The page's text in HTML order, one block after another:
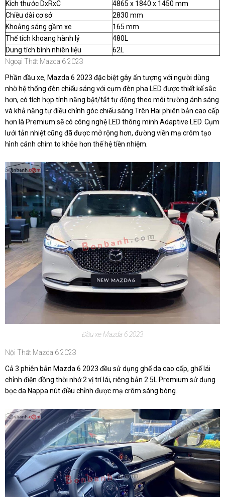
Kích thước DxRxC
4865 x 1840 x 1450 mm
Chiều dài cơ sở
2830 mm
Khoảng sáng gầm xe
165 mm
Thể tích khoang hành lý
480L
Dung tích bình nhiên liệu
62L
Ngoại Thất Mazda 6 2023
Phần đầu xe, Mazda 6 2023 đặc biệt gây ấn tượng với người dùng
nhờ hệ thống đèn chiếu sáng với cụm đèn pha LED được thiết kế sắc
hơn, có tích hợp tính năng bật/tắt tự động theo môi trường ánh sáng
và khả năng tự điều chỉnh góc chiếu sáng.Trên Hai phiên bản cao cấp
hơn là Premium sẽ có công nghệ LED thông minh Adaptive LED. Cụm
lưới tản nhiệt cũng đã được mở rộng hơn, đường viền mạ crôm tạo
hình cánh chim to khỏe hơn thế hệ tiền nhiệm.
Đầu xe Mazda 6 2023
Nội Thất Mazda 6 2023
Cả 3 phiên bản Mazda 6 2023 đều sử dụng ghế da cao cấp, ghế lái
chỉnh điện đồng thời nhớ 2 vị trí lái, riêng bản 2.5L Premium sử dụng
bọc da Nappa nút điều chỉnh được mạ crôm sáng bóng.